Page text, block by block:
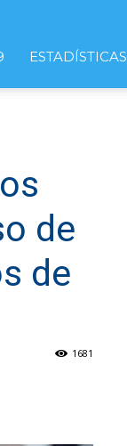
ESTADÍSTICAS
de
de
1681